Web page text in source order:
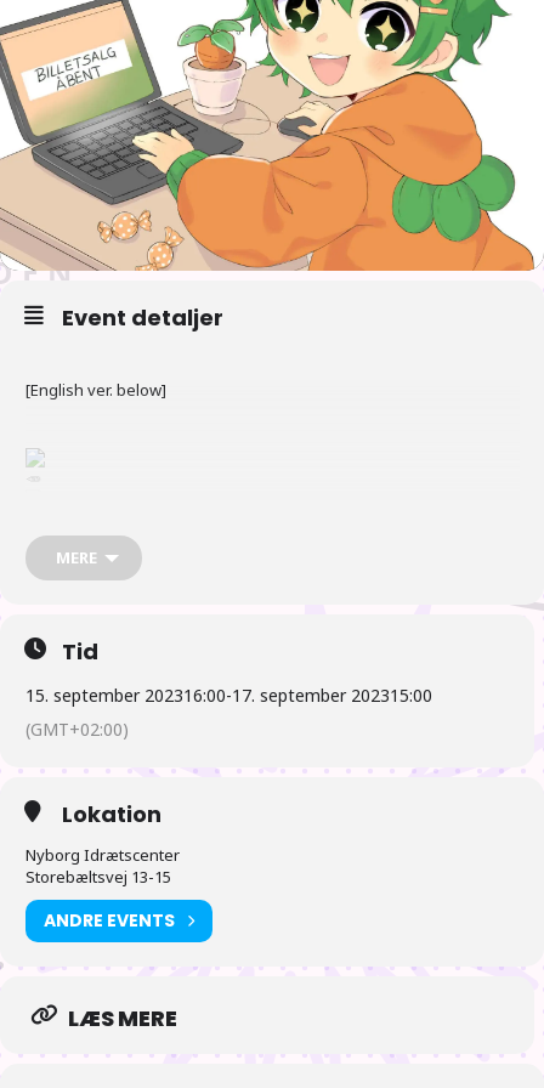
Event detaljer
[English ver. below]
SÅ ER DET ENDELIG TID
Billetter til Ninjin-Con 2023 er nu tilgængelige!
FIND BILLETTER HER:
Der er et begrænset antal billetter så tøv ikke med at få købt dine
billetter!
MERE
Tid
15. september 202316:00-17. september 202315:00
(GMT+02:00)
Lokation
Nyborg Idrætscenter
Storebæltsvej 13-15
ANDRE EVENTS
LÆS MERE